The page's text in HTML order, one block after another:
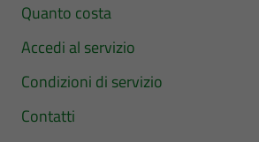
Quanto costa
Accedi al servizio
Condizioni di servizio
Contatti